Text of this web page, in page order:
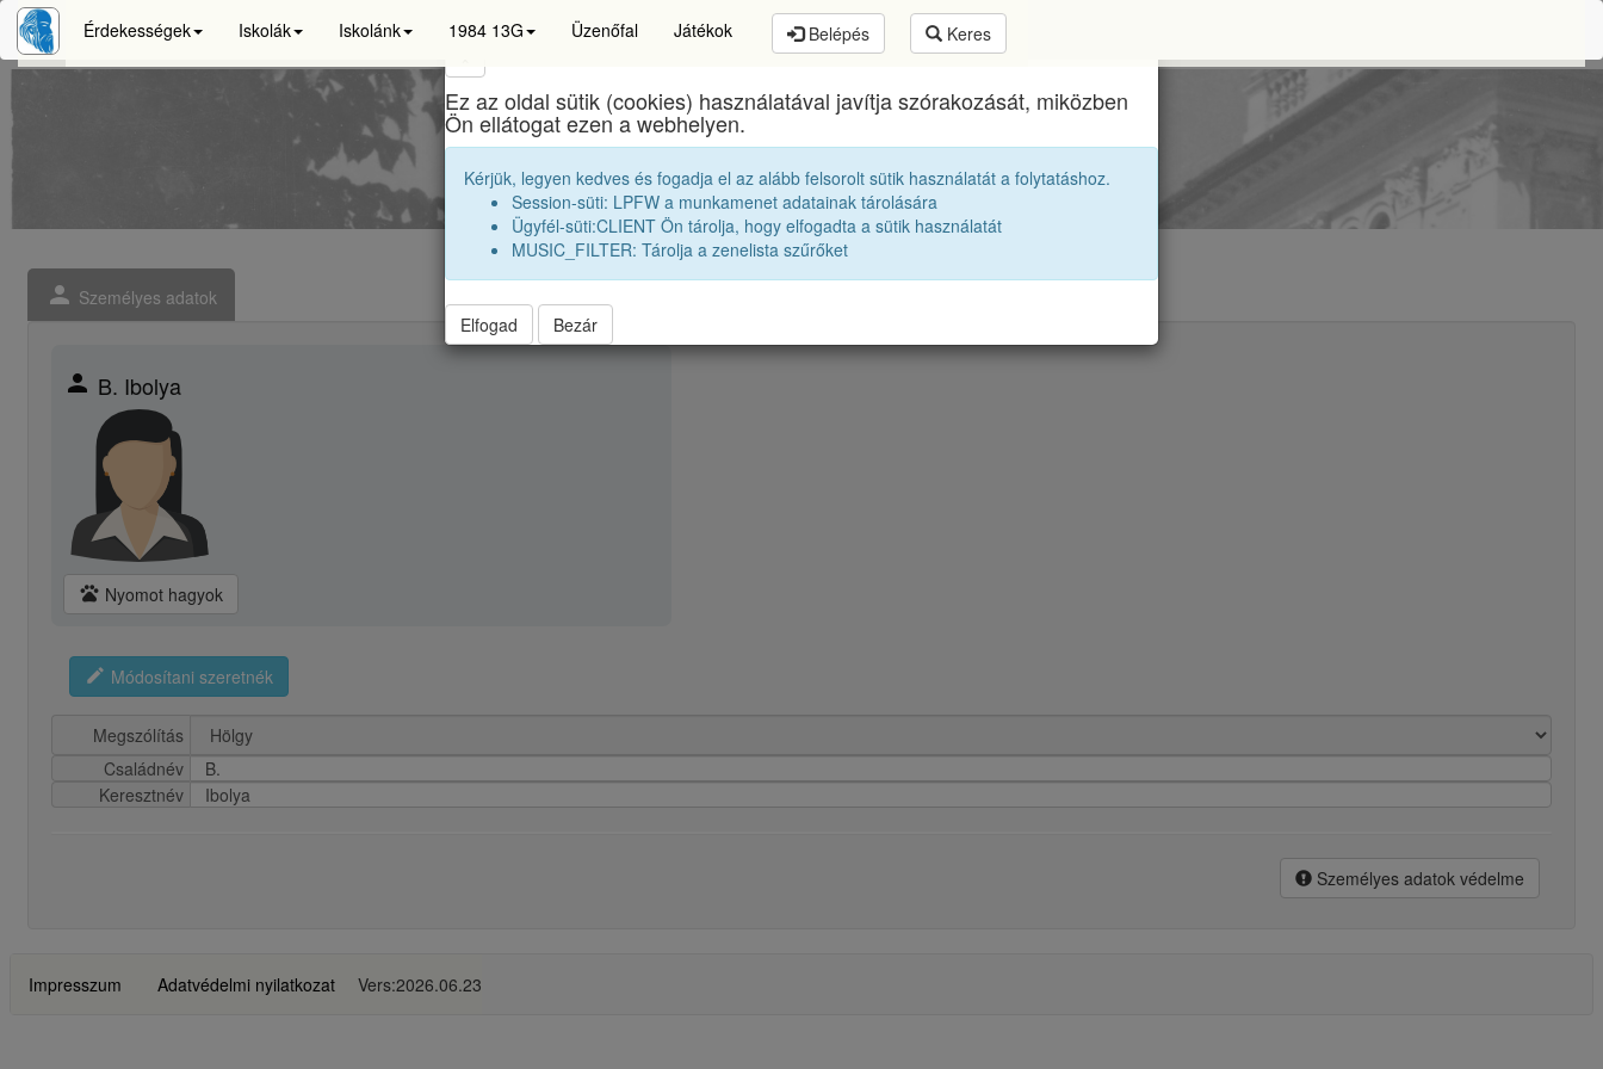
Érdekességek Iskolák Iskolánk 1984 13G Üzenőfal Játékok Belépés Keres
Brassai Sámuel Líceumegykori diákjai 1984 13G esti tagozat
B. Ibolya
person Személyes adatok
person B. Ibolya
pets Nyomot hagyok
edit Módosítani szeretnék
Megszólítás
Családnév
B.
Keresztnév
Ibolya
Személyes adatok védelme
Impresszum Adatvédelmi nyilatkozat Vers:2026.06.23
Ez az oldal sütik (cookies) használatával javítja szórakozását, miközben
Ön ellátogat ezen a webhelyen.
Kérjük, legyen kedves és fogadja el az alább felsorolt sütik használatát a folytatáshoz.
Session-süti: LPFW a munkamenet adatainak tárolására
Ügyfél-süti:CLIENT Ön tárolja, hogy elfogadta a sütik használatát
MUSIC_FILTER: Tárolja a zenelista szűrőket
Elfogad Bezár